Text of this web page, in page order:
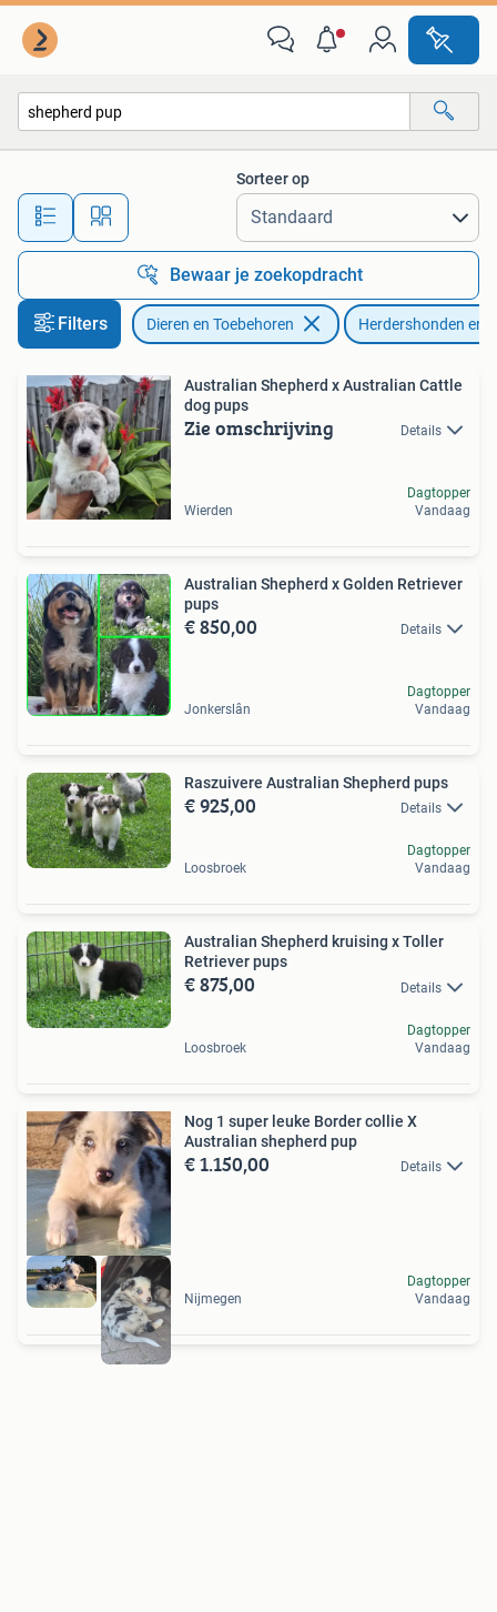
Alle afstanden…
Sorteer op
Bewaar je zoekopdracht
Filters Dieren en Toebehoren Herdershonden en
Australian Shepherd x Australian Cattle
dog pups
Zie omschrijving Details
Wierden
Dagtopper
Vandaag
Australian Shepherd x Golden Retriever
pups
€ 850,00 Details
Jonkerslân
Dagtopper
Vandaag
Raszuivere Australian Shepherd pups
€ 925,00 Details
Loosbroek
Dagtopper
Vandaag
Australian Shepherd kruising x Toller
Retriever pups
€ 875,00 Details
Loosbroek
Dagtopper
Vandaag
Nog 1 super leuke Border collie X
Australian shepherd pup
€ 1.150,00 Details
Nijmegen
Dagtopper
Vandaag